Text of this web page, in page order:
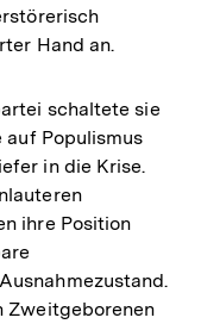
Hand an.
schaltete sie
Populismus
in die Krise.
ihre Position
Zweitgeborenen